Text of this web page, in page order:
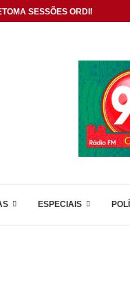
SESSÕES ORDINÁRIAS
ESPECIAIS